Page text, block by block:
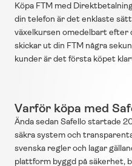
Köpa FTM med
din telefon är det enklaste
växelkursen omedelbart efter
skickar ut din FTM några
kunder är det första köpet
Varför köpa med
Ända sedan Safello startade
säkra system och
svenska regler och lagar
plattform byggd på säkerhet,